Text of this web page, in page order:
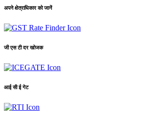
अपने क्षेत्राधिकार को जानें
जी एस टी दर खोजक
आई सी ई गेट